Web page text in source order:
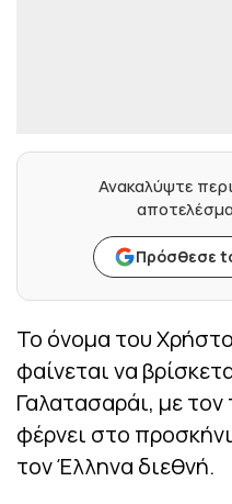
Ανακαλύψτε
Πρόσθεσε
Το όνομα του
φαίνεται να
Γαλατασαράι, με
φέρνει στο
τον Έλληνα διεθνή.